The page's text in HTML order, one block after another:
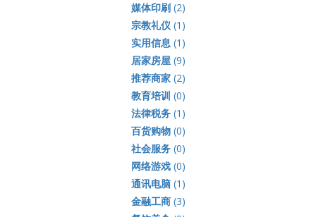
媒体印刷(2)
宗教礼仪(1)
实用信息(1)
居家房屋(9)
推荐商家(2)
教育培训 (0)
法律税务(1)
百货购物(0)
社会服务(0)
网络游戏(0)
通讯电脑(1)
金融工商(3)